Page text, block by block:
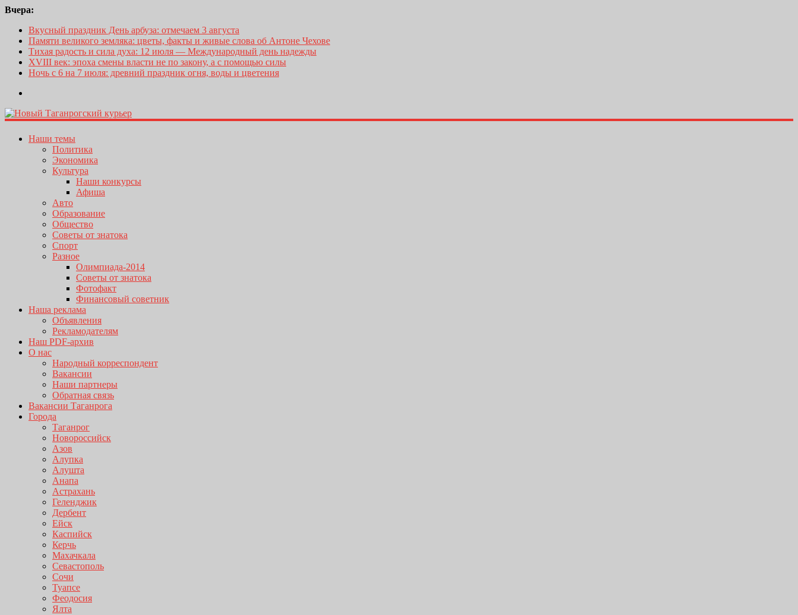
Вчера:
Вкусный праздник День арбуза: отмечаем 3 августа
Памяти великого земляка: цветы, факты и живые слова об Антоне Чехове
Тихая радость и сила духа: 12 июля — Международный день надежды
XVIII век: эпоха смены власти не по закону, а с помощью силы
Ночь с 6 на 7 июля: древний праздник огня, воды и цветения
Наши темы
Политика
Экономика
Культура
Наши конкурсы
Афиша
Авто
Образование
Общество
Советы от знатока
Спорт
Разное
Олимпиада-2014
Советы от знатока
Фотофакт
Финансовый советник
Наша реклама
Объявления
Рекламодателям
Наш PDF-архив
О нас
Народный корреспондент
Вакансии
Наши партнеры
Обратная связь
Вакансии Таганрога
Города
Таганрог
Новороссийск
Азов
Алупка
Алушта
Анапа
Астрахань
Геленджик
Дербент
Ейск
Каспийск
Керчь
Махачкала
Севастополь
Сочи
Туапсе
Феодосия
Ялта